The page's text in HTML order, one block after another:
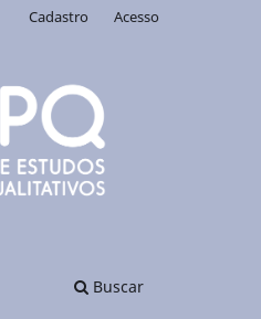
Buscar
Cadastro Acesso